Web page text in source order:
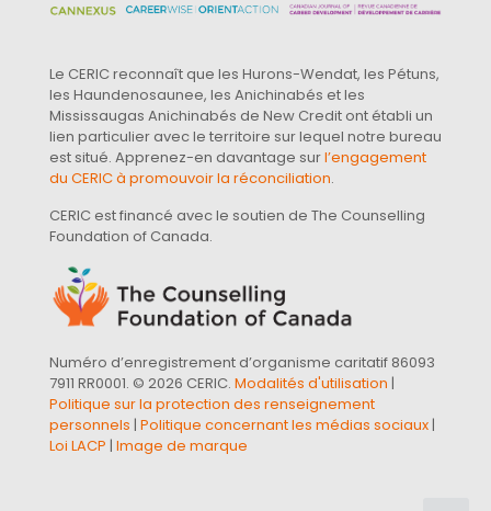
Le CERIC reconnaît que les Hurons-Wendat, les Pétuns,
les Haundenosaunee, les Anichinabés et les
Mississaugas Anichinabés de New Credit ont établi un
lien particulier avec le territoire sur lequel notre bureau
est situé. Apprenez-en davantage surl’engagement
du CERIC à promouvoir la réconciliation.
CERIC est financé avec le soutien de The Counselling
Foundation of Canada.
Numéro d’enregistrement d’organisme caritatif 86093
7911 RR0001. © 2026 CERIC. Modalités d'utilisation |
Politique sur la protection des renseignement
personnels | Politique concernant les médias sociaux|
Loi LACP | Image de marque